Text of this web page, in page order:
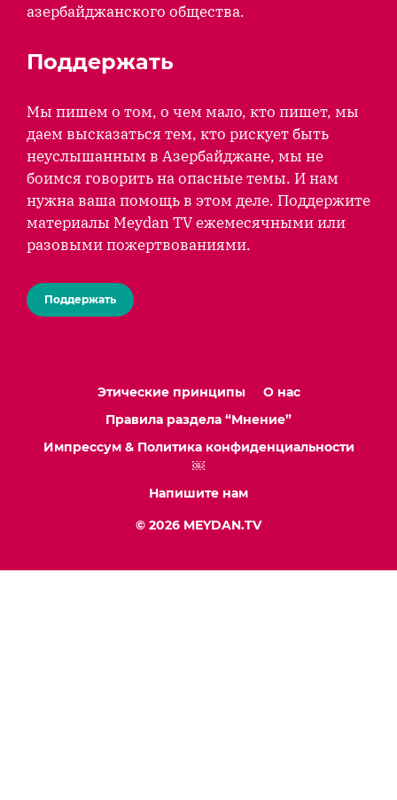
азербайджанского общества.
Поддержать
Мы пишем о том, о чем мало, кто пишет, мы
даем высказаться тем, кто рискует быть
неуслышанным в Азербайджане, мы не
боимся говорить на опасные темы. И нам
нужна ваша помощь в этом деле. Поддержите
материалы Meydan TV ежемесячными или
разовыми пожертвованиями.
Поддержать
Этические принципы
О нас
Правила раздела “Мнение”
Импрессум & Политика конфиденциальности
￼
Напишите нам
© 2026 MEYDAN.TV